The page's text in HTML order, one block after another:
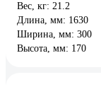
Вес, кг: 21.2
Длина, мм: 1630
Ширина, мм: 300
Высота, мм: 170